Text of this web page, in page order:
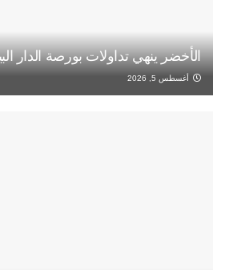
الأخضر ينهي تداولات بورصة الدار
أغسطس 5, 2026